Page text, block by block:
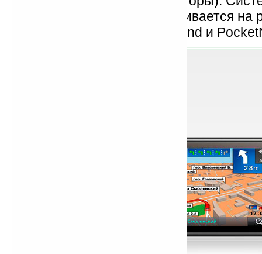
«Прогород» предустанавливается на
автонавигаторов Mio, Lexand и